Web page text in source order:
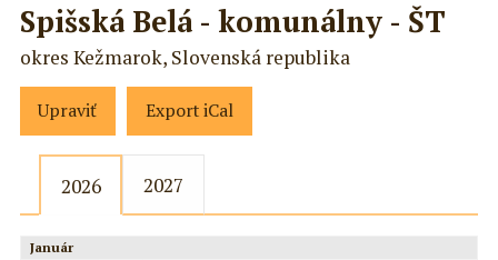
Spišská Belá - komunálny - ŠT
okres Kežmarok, Slovenská republika
Upraviť Export iCal
2026 2027
Január